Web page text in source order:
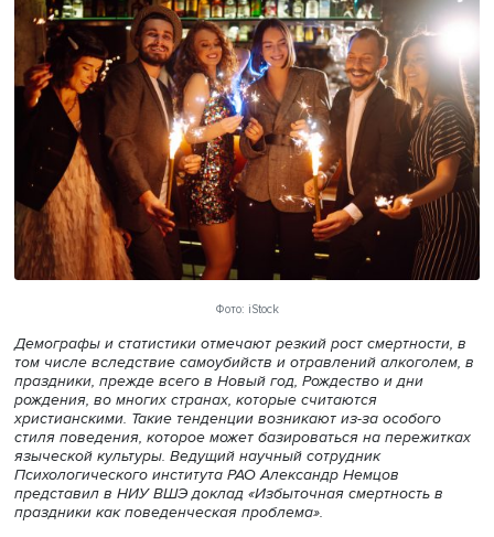
Фото: iStock
Демографы и статистики отмечают резкий рост
том числе вследствие самоубийств и отравлений
праздники,прежде всего в Новый год, Рождество и дни
рождения, во многих странах, которые считаются